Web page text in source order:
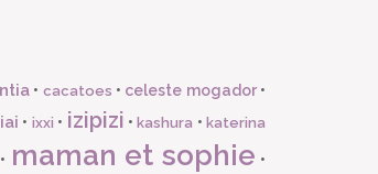
• cacatoes • celeste mogador•
• ixxi • izipizi •kashura •katerina
• maman et sophie •